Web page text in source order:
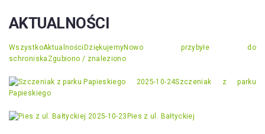
AKTUALNOŚCI
WszystkoAktualności DziękujemyNowo przybyłe do
schroniska Zgubiono / znaleziono
2025-10-24Szczeniak z parku
Papieskiego
2025-10-23 Pies z ul. Bałtyckiej